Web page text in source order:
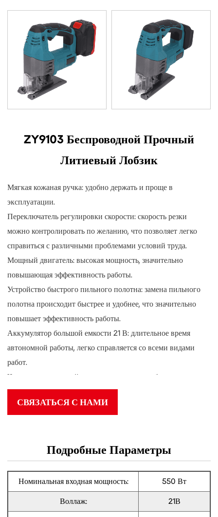
ZY9103 Беспроводной Прочный
Литиевый Лобзик
Мягкая кожаная ручка: удобно держать и проще в
эксплуатации.
Переключатель регулировки скорости: скорость резки
можно контролировать по желанию, что позволяет легко
справиться с различными проблемами условий труда.
Мощный двигатель: высокая мощность, значительно
повышающая эффективность работы.
Устройство быстрого пильного полотна: замена пильного
полотна происходит быстрее и удобнее, что значительно
повышает эффективность работы.
Аккумулятор большой емкости 21 В: длительное время
автономной работы, легко справляется со всеми видами
работ.
Четырехступенчатый подъем ножа: нож удобнее
регулировать, он не деформируется и не забивает щепу.
СВЯЗАТЬСЯ С НАМИ
Подробные Параметры
Номинальная входная мощность: 550 Вт
Воллаж: 21В